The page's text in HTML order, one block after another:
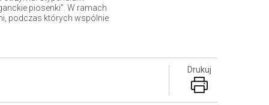
piosenki”. W ramach
podczas których wspólnie
Drukuj